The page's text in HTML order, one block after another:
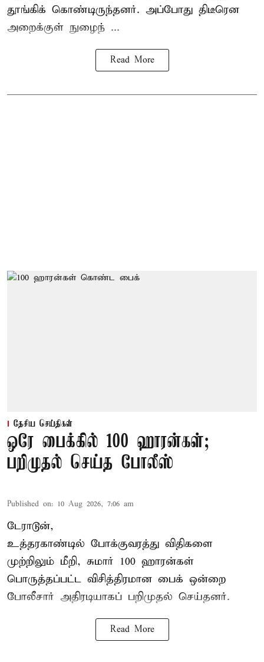
தூங்கிக் கொண்டிருந்தனர். அப்போது திடீரென
அறைக்குள் நுழைந் ...
Read More
தேசிய செய்திகள்
ஒரே பைக்கில் 100 ஹாரன்கள்;
பறிமுதல் செய்த போலீஸ்
Published on: 10 Aug 2026, 7:06 am
டேராடூன்,
உத்தரகாண்டில் போக்குவரத்து விதிகளை
முற்றிலும் மீறி, சுமார் 100 ஹாரன்கள்
பொருத்தப்பட்ட விசித்திரமான பைக் ஒன்றை
போலீசார் அதிரடியாகப் பறிமுதல் செய்தனர்.
Read More